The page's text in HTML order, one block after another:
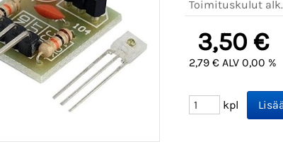
Toimituskulut alk.
3,50 €
2,79 € ALV 0,00 %
kpl